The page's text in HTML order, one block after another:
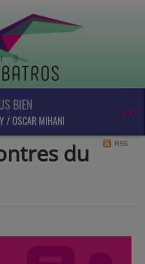
BIEN
/ OSCAR MIHANI
du Livre
du RSS